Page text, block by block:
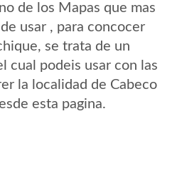
de los Mapas que mas
usar , para concocer
se trata de un
cual podeis usar con las
la localidad de Cabeco
esta pagina.